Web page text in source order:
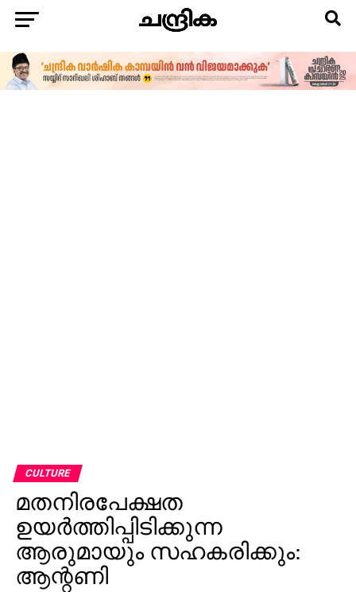
CULTURE
മതനിരപേക്ഷത
ഉയര്‍ത്തിപ്പിടിക്കുന്ന
ആരുമായും സഹകരിക്കും:
ആന്റണി